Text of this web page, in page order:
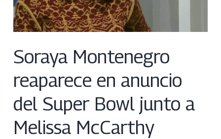
Soraya Montenegro
reaparece en anuncio
del Super Bowl junto a
Melissa McCarthy